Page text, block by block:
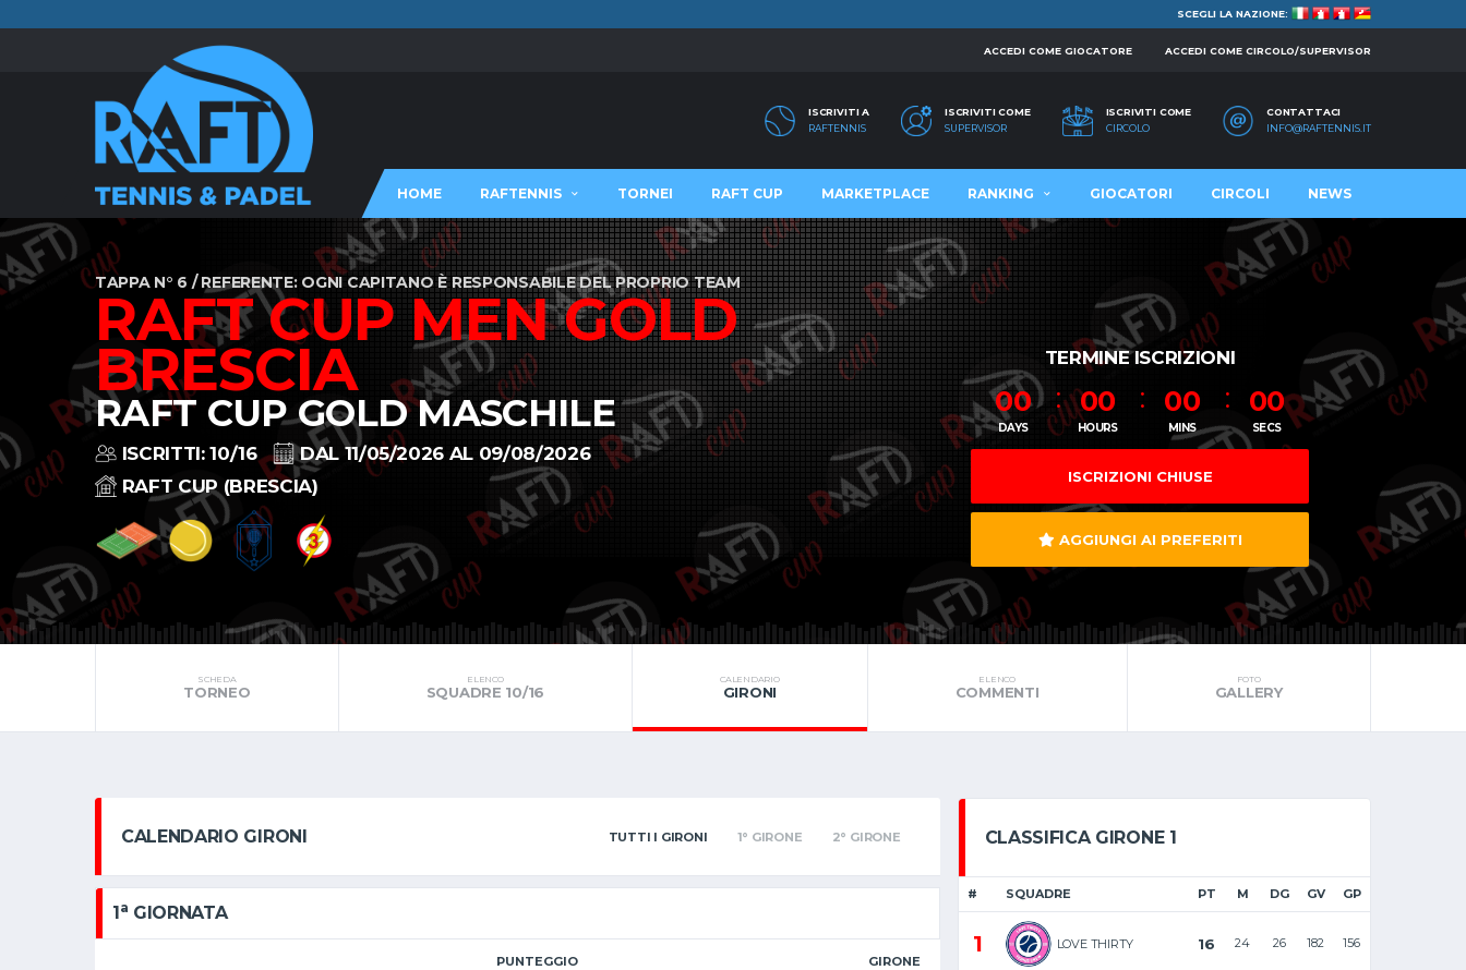
SCEGLI LA NAZIONE:
ACCEDI COME GIOCATORE ACCEDI COME CIRCOLO/SUPERVISOR
ISCRIVITI A
RAFTENNIS
ISCRIVITI COME
SUPERVISOR
ISCRIVITI COME
CIRCOLO
CONTATTACI
INFO@RAFTENNIS.IT
HOME RAFTENNIS TORNEI RAFT CUP MARKETPLACE RANKING GIOCATORI CIRCOLI NEWS
TAPPA N° 6 / REFERENTE: OGNI CAPITANO È RESPONSABILE DEL PROPRIO TEAM
RAFT CUP MEN GOLD
BRESCIA
RAFT CUP GOLD MASCHILE
ISCRITTI: 10/16
DAL 11/05/2026 AL 09/08/2026
RAFT CUP (BRESCIA)
TERMINE ISCRIZIONI
00
DAYS
00
HOURS
00
MINS
00
SECS
ISCRIZIONI CHIUSE
AGGIUNGI AI PREFERITI
SCHEDA
TORNEO
ELENCO
SQUADRE 10/16
CALENDARIO
GIRONI
ELENCO
COMMENTI
FOTO
GALLERY
CALENDARIO GIRONI TUTTI I GIRONI 1° GIRONE 2° GIRONE
1a GIORNATA
PUNTEGGIO GIRONE
CLASSIFICA GIRONE 1
# SQUADRE PT M DG GV GP
1 LOVE THIRTY 16 24 26 182 156